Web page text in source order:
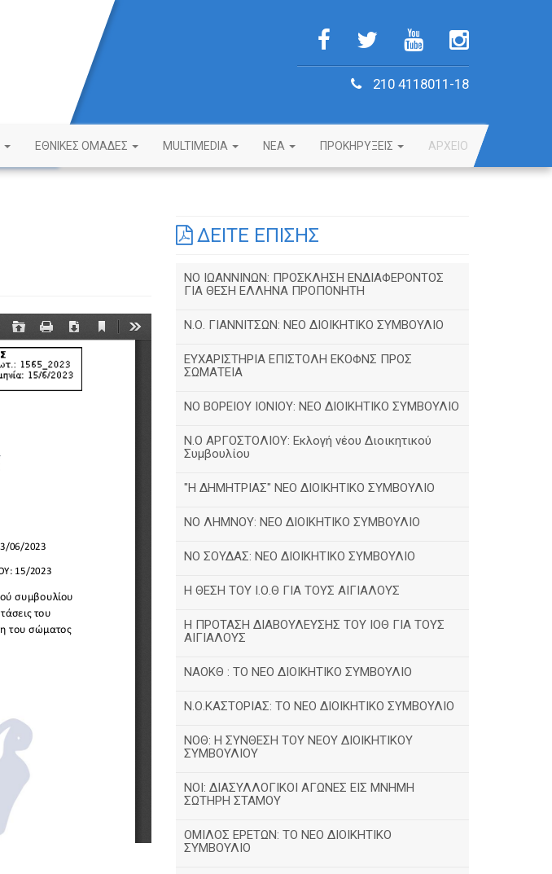
210 4118011-18
ΕΘΝΙΚΕΣ ΟΜΑΔΕΣ MULTIMEDIA NEA ΠΡΟΚΗΡΥΞΕΙΣ ΑΡΧΕΙΟ
ΔΕΙΤΕ ΕΠΙΣΗΣ
ΝΟ ΙΩΑΝΝΙΝΩΝ: ΠΡΟΣΚΛΗΣΗ ΕΝΔΙΑΦΕΡΟΝΤΟΣ
ΓΙΑ ΘΕΣΗ ΕΛΛΗΝΑ ΠΡΟΠΟΝΗΤΗ
Ν.Ο. ΓΙΑΝΝΙΤΣΩΝ: ΝΕΟ ΔΙΟΙΚΗΤΙΚΟ ΣΥΜΒΟΥΛΙΟ
ΕΥΧΑΡΙΣΤΗΡΙΑ ΕΠΙΣΤΟΛΗ ΕΚΟΦΝΣ ΠΡΟΣ
ΣΩΜΑΤΕΙΑ
NO BOΡΕΙΟΥ ΙΟΝΙΟΥ: ΝΕΟ ΔΙΟΙΚΗΤΙΚΟ ΣΥΜΒΟΥΛΙΟ
Ν.Ο ΑΡΓΟΣΤΟΛΙΟΥ: Εκλογή νέου Διοικητικού
Συμβουλίου
"Η ΔΗΜΗΤΡΙΑΣ" ΝΕΟ ΔΙΟΙΚΗΤΙΚΟ ΣΥΜΒΟΥΛΙΟ
ΝΟ ΛΗΜΝΟΥ: ΝΕΟ ΔΙΟΙΚΗΤΙΚΟ ΣΥΜΒΟΥΛΙΟ
ΝΟ ΣΟΥΔΑΣ: NEO ΔΙΟΙΚΗΤΙΚΟ ΣΥΜΒΟΥΛΙΟ
Η ΘΕΣΗ ΤΟΥ Ι.Ο.Θ ΓΙΑ ΤΟΥΣ ΑΙΓΙΑΛΟΥΣ
Η ΠΡΟΤΑΣΗ ΔΙΑΒΟΥΛΕΥΣΗΣ ΤΟΥ ΙΟΘ ΓΙΑ ΤΟΥΣ
ΑΙΓΙΑΛΟΥΣ
ΝΑΟΚΘ : ΤΟ ΝΕΟ ΔΙΟΙΚΗΤΙΚΟ ΣΥΜΒΟΥΛΙΟ
Ν.Ο.ΚΑΣΤΟΡΙΑΣ: ΤΟ ΝΕΟ ΔΙΟΙΚΗΤΙΚΟ ΣΥΜΒΟΥΛΙΟ
ΝΟΘ: Η ΣΥΝΘΕΣΗ ΤΟΥ ΝΕΟΥ ΔΙΟΙΚΗΤΙΚΟΥ
ΣΥΜΒΟΥΛΙΟΥ
ΝΟΙ: ΔΙΑΣΥΛΛΟΓΙΚΟΙ ΑΓΩΝΕΣ ΕΙΣ ΜΝΗΜΗ
ΣΩΤΗΡΗ ΣΤΑΜΟΥ
ΟΜΙΛΟΣ ΕΡΕΤΩΝ: ΤΟ ΝΕΟ ΔΙΟΙΚΗΤΙΚΟ
ΣΥΜΒΟΥΛΙΟ